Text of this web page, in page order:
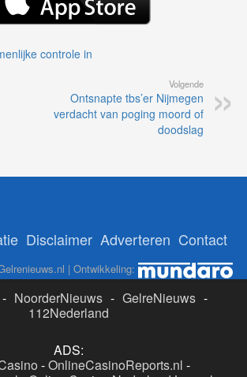
controle in
Volgende
Ontsnapte tbs’er Nijmegen
verdacht van poging moord of
doodslag
Disclaimer Adverteren Contact
| Ontwikkeling:
- NoorderNieuws - GelreNieuws -
112Nederland
ADS:
-OnlineCasinoReports.nl -